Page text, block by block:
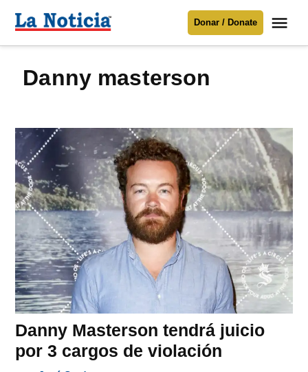
Para mantenerte informado necesitamos
contenido
Noticia
Donar / Donate
danny masterson
Danny Masterson tendrá juicio
por 3 cargos de violación